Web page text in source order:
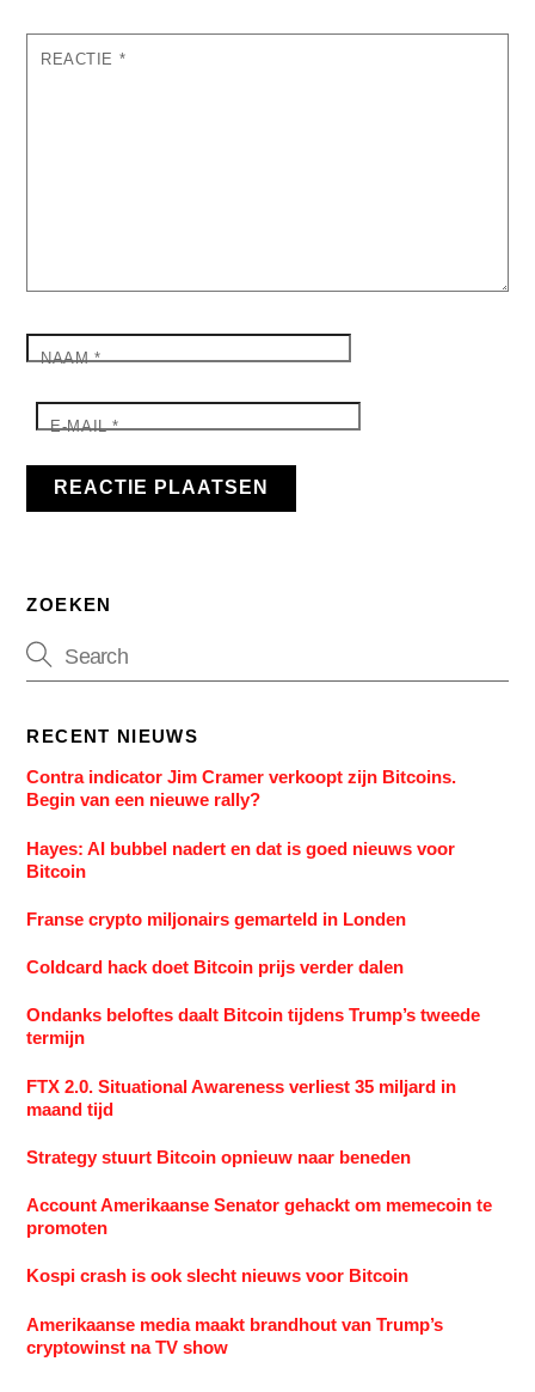
REACTIE *
NAAM*
E-MAIL*
ZOEKEN
RECENT NIEUWS
Contra indicator Jim Cramer verkoopt zijn Bitcoins.
Begin van een nieuwe rally?
Hayes: AI bubbel nadert en dat is goed nieuws voor
Bitcoin
Franse crypto miljonairs gemarteld in Londen
Coldcard hack doet Bitcoin prijs verder dalen
Ondanks beloftes daalt Bitcoin tijdens Trump’s tweede
termijn
FTX 2.0. Situational Awareness verliest 35 miljard in
maand tijd
Strategy stuurt Bitcoin opnieuw naar beneden
Account Amerikaanse Senator gehackt om memecoin te
promoten
Kospi crash is ook slecht nieuws voor Bitcoin
Amerikaanse media maakt brandhout van Trump’s
cryptowinst na TV show